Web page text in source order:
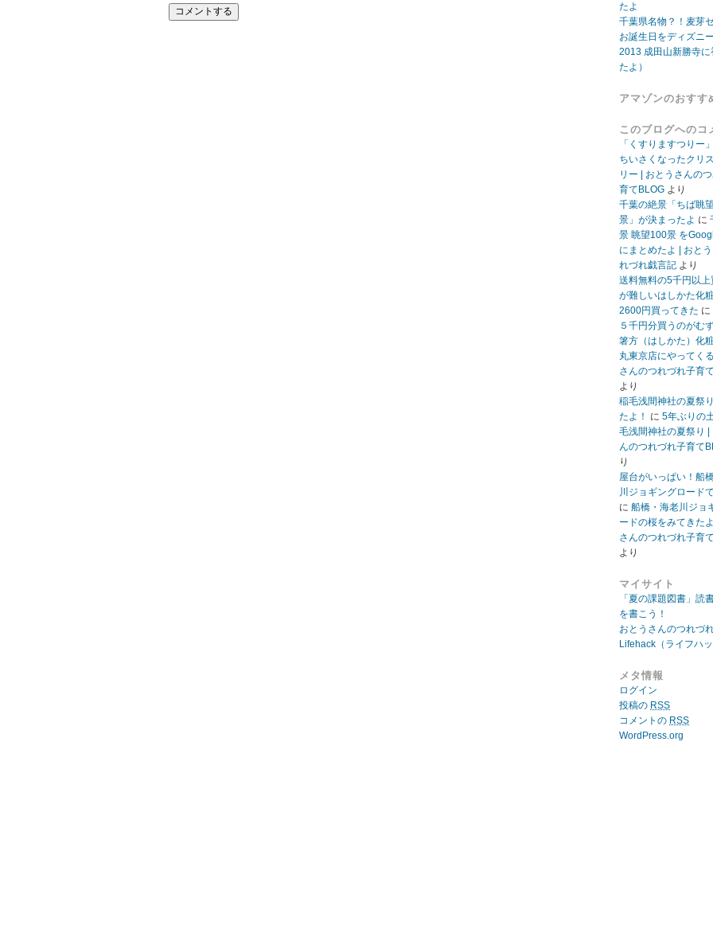
たよ
千葉県名物？！麦芽
お誕生日をディズニ
2013 成田山新勝寺
たよ）
アマゾンのおすす
このブログへのコ
「くすりますつりー
ちいさくなったクリ
リー | おとうさんの
育てBLOG より
千葉の絶景「ちば眺
景」が決まったよ に
景 眺望100景 を
にまとめたよ | おと
れづれ戯言記 より
送料無料の5千円以上
が難しいはしかた化
2600円買ってきた に
５千円分買うのがむ
箸方（はしかた）化
丸東京店にやってく
さんのつれづれ子育
より
稲毛浅間神社の夏祭
たよ！
に 5年ぶりの
毛浅間神社の夏祭り |
んのつれづれ子育て
り
屋台がいっぱい！船
川ジョギングロード
に 船橋・海老川ジョ
ードの桜をみてきた
さんのつれづれ子育
より
マイサイト
「夏の課題図書」読
を書こう！
おとうさんのつれづ
Lifehack（ライフハ
メタ情報
ログイン
投稿の RSS
コメントの RSS
WordPress.org